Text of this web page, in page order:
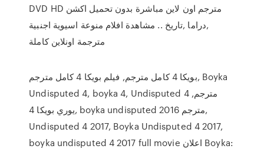
DVD HD مترجم اون لاين مباشرة بدون تحميل اكشن
,دراما ,تاريخ .. مشاهدة افلام منوعة اسيوية اجنبية
مترجمة اونلاين كاملة
بويكا 4 كامل مترجم, فيلم بويكا 4 كامل مترجم, Boyka
Undisputed 4, boyka 4, Undisputed 4 مترجم,
يوري بويكا 4, boyka undisputed 2016 مترجم,
Undisputed 4 2017, Boyka Undisputed 4 2017,
boyka undisputed 4 2017 full movie اعلان Boyka: